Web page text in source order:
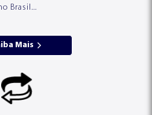
Brasil...
Mais